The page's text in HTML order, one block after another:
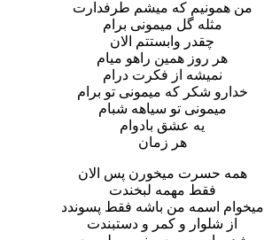
من همونیم که میشم طرفدارت
مثله گل میمونی برام
چقدر وابستتم الان
هر روز همین راهو میام
نمیشه از فکرت درام
خدارو شکر که میمونی تو برام
میمونی تو سیاهه شبام
یه عشق بادوام
هر زمان
همه حسرت میخورن پس الان
فقط مهمه لبخندت
میخوام اسمه من باشه فقط پسوندد
از شلوار و کمر و دستبندت